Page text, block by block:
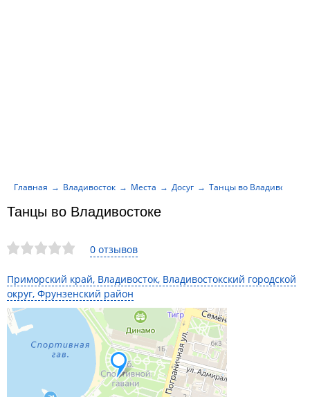
0 отзывов
Приморский край, Владивосток, Владивостокский городской
округ, Фрунзенский район
Танцы во Владивостоке
Главная Владивосток Места Досуг Танцы во Владивостоке